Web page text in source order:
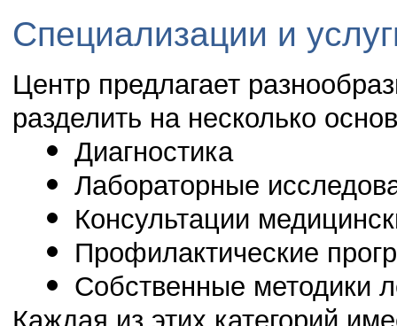
02.11.14
23:41:00
Защита своей Родины должна стать долгом
0
02.11.14
23:40:00
Новое поколение обязано жизнью участникам ВОВ
Специализации и
Центр предлагает
разделить на несколько
Диагностика
Лабораторные
Консультации
Профилактические
Собственные методики
Каждая из этих категорий